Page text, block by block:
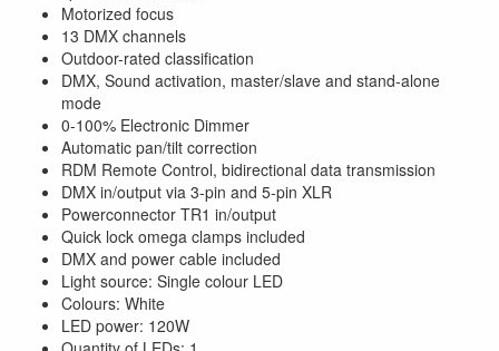
Motorized focus
13 DMX channels
Outdoor-rated classification
DMX, Sound activation, master/slave and stand-alone
mode
0-100% Electronic Dimmer
Automatic pan/tilt correction
RDM Remote Control, bidirectional data transmission
DMX in/output via 3-pin and 5-pin XLR
Powerconnector TR1 in/output
Quick lock omega clamps included
DMX and power cable included
Light source: Single colour LED
Colours: White
LED power: 120W